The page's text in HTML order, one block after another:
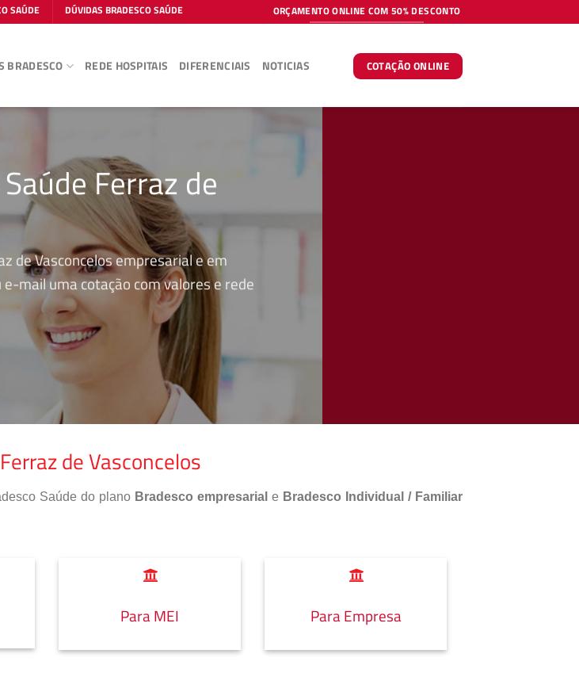
SAÚDE DÚVIDAS BRADESCO SAÚDE ORÇAMENTO ONLINE COM 50% DESCONTO
BRADESCO REDE HOSPITAIS DIFERENCIAIS NOTICIAS COTAÇÃO ONLINE
Ferraz de
de Vasconcelos empresarial e em
mail uma cotação com valores e rede
de Vasconcelos
Saúde do plano Bradesco empresarial e Bradesco Individual / Familiar
Para MEI Para Empresa